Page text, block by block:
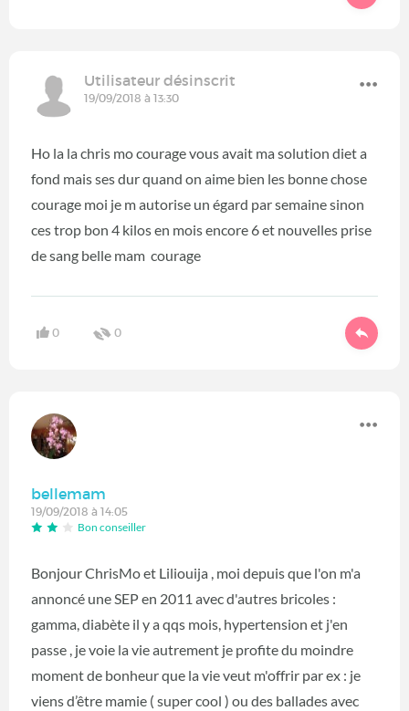
Utilisateur désinscrit
19/09/2018 à 13:30
Ho la la chris mo courage vous avait ma solution diet a
fond mais ses dur quand on aime bien les bonne chose
courage moi je m autorise un égard par semaine sinon
ces trop bon 4 kilos en mois encore 6 et nouvelles prise
de sang belle mam courage
0 0
bellemam
19/09/2018 à 14:05
Bon conseiller
Bonjour ChrisMo et Liliouija , moi depuis que l'on m'a
annoncé une SEP en 2011 avec d'autres bricoles :
gamma, diabète il y a qqs mois, hypertension et j'en
passe , je voie la vie autrement je profite du moindre
moment de bonheur que la vie veut m'offrir par ex : je
viens d’être mamie ( super cool ) ou des ballades avec